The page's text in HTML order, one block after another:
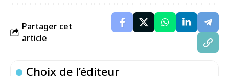
Partager cet
article
Choix de l’éditeur